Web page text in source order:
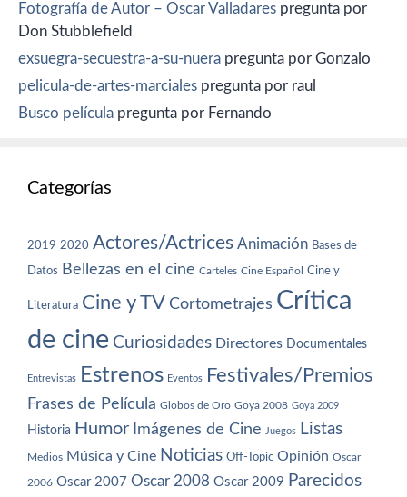
Fotografía de Autor – Oscar Valladares pregunta por
Don Stubblefield
exsuegra-secuestra-a-su-nuera pregunta por Gonzalo
pelicula-de-artes-marciales pregunta por raul
Busco película pregunta por Fernando
Categorías
2019 2020 Actores/Actrices Animación Bases de
Datos Bellezas en el cine Carteles Cine Español Cine y
Literatura Cine y TV Cortometrajes Crítica
de cine Curiosidades Directores Documentales
Entrevistas Estrenos Eventos Festivales/Premios
Frases de Película Globos de Oro Goya 2008 Goya 2009
Historia Humor Imágenes de Cine Juegos Listas
Medios Música y Cine Noticias Off-Topic Opinión Oscar
2006 Oscar 2007 Oscar 2008 Oscar 2009 Parecidos